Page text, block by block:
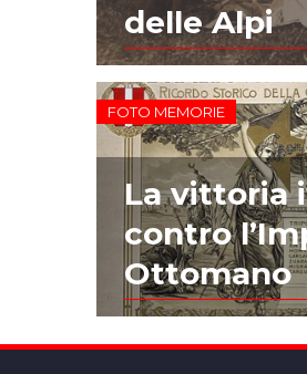
delle Alpi
FOTO MEMORIE
La vittoria
contro
Ottomano